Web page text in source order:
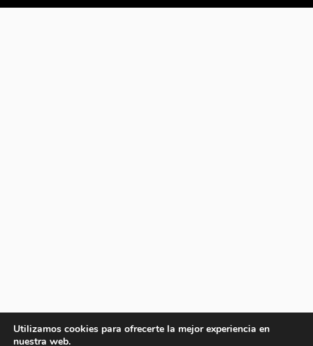
Utilizamos cookies para ofrecerte la mejor experiencia en
nuestra web.